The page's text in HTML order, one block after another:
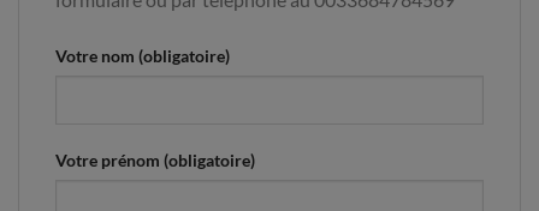
Votre nom (obligatoire)
Votre prénom (obligatoire)